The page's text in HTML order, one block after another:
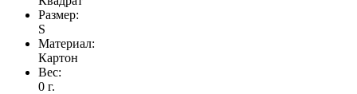
Размер:
S
Материал:
Картон
Вес:
0 г.